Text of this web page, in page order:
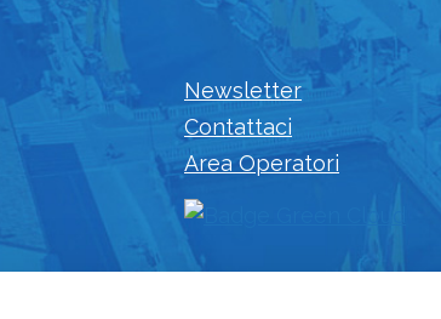
Newsletter
Contattaci
Area Operatori